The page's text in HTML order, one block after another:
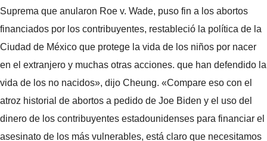
Suprema que anularon Roe v. Wade, puso fin a los abortos
financiados por los contribuyentes, restableció la política de la
Ciudad de México que protege la vida de los niños por nacer
en el extranjero y muchas otras acciones. que han defendido la
vida de los no nacidos», dijo Cheung. «Compare eso con el
atroz historial de abortos a pedido de Joe Biden y el uso del
dinero de los contribuyentes estadounidenses para financiar el
asesinato de los más vulnerables, está claro que necesitamos